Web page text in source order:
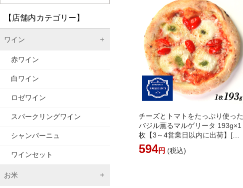
【店舗内カテゴリー】
ワイン
赤ワイン
白ワイン
ロゼワイン
スパークリングワイン
シャンパーニュ
ワインセット
お米
チーズとトマトをたっぷり使った
バジル薫るマルゲリータ 193g×1
枚【3～4営業日以内に出荷】[冷
凍]
594円 (税込)